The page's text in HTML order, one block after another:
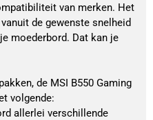
van merken. Het
de gewenste snelheid
moederbord. Dat kan je
de MSI B550 Gaming
volgende:
allerlei verschillende